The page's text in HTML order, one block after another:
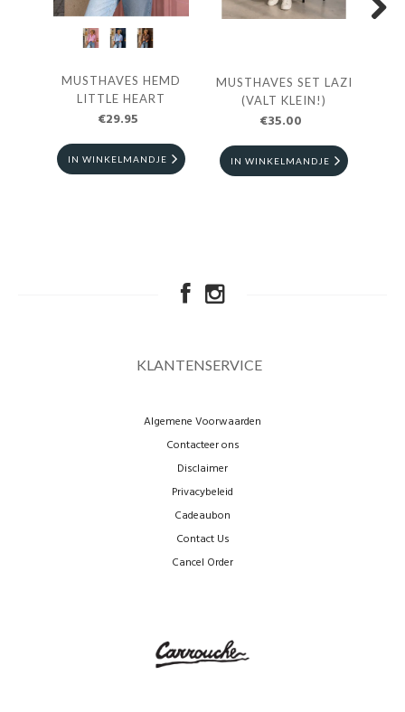
MUSTHAVES HEMD
LITTLE HEART
€29.95
IN WINKELMANDJE
MUSTHAVES SET LAZI
(VALT KLEIN!)
€35.00
IN WINKELMANDJE
KLANTENSERVICE
Algemene Voorwaarden
Contacteer ons
Disclaimer
Privacybeleid
Cadeaubon
Contact Us
Cancel Order